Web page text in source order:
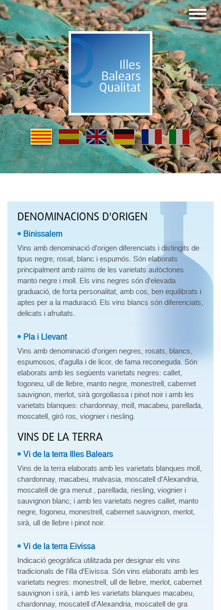
DENOMINACIONS D'ORIGEN
Binissalem
Vins amb denominació d'origen diferenciats i distingits de
tipus negre, rosat, blanc i espumós. Són elaborats
principalment amb raïms de les varietats autòctones
manto negre i moll. Els vins negres són d'elevada
graduació, de forta personalitat, amb cos, ben equilibrats i
aptes per a la maduració. Els vins blancs són diferenciats,
delicats i afruitats.
Pla i Llevant
Vins amb denominació d'origen negres, rosats, blancs,
espumosos, d'agulla i de licor, de fama reconeguda. Són
elaborats amb les següents varietats negres: callet,
fogoneu, ull de llebre, manto negre, monestrell, cabernet
sauvignon, merlot, sirà gorgollassa i pinot noir i amb les
varietats blanques: chardonnay, moll, macabeu, parellada,
moscatell, giró ros, viognier i riesling.
VINS DE LA TERRA
Vi de la terra Illes Balears
Vins de la terra elaborats amb les varietats blanques moll,
chardonnay, macabeu, malvasia, moscatell d'Alexandria,
moscatell de gra menut , parellada, riesling, viognier i
sauvignon blanc; i amb les varietats negres callet, manto
negre, fogoneu, monestrell, cabernet sauvignon, merlot,
sirà, ull de llebre i pinot noir.
Vi de la terra Eivissa
Indicació geogràfica utilitzada per designar els vins
tradicionals de l'illa d'Eivissa. Són vins elaborats amb les
varietats negres: monestrell, ull de llebre, merlot, cabernet
sauvignon i sirà, i amb les varietats blanques macabeu,
chardonnay, moscatell d'Alexandria, moscatell de gra